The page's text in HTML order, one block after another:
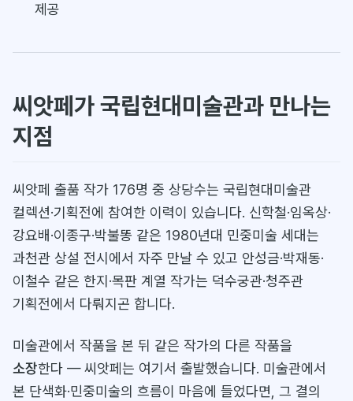
제공
씨앗페가 국립현대미술관과 만나는
지점
씨앗페 출품 작가 176명 중 상당수는 국립현대미술관
컬렉션·기획전에 참여한 이력이 있습니다. 신학철·임옥상·
강요배·이종구·박불똥 같은 1980년대 민중미술 세대는
과천관 상설 전시에서 자주 만날 수 있고 안성금·박재동·
이철수 같은 한지·목판 계열 작가는 덕수궁관·청주관
기획전에서 다뤄지곤 합니다.
미술관에서 작품을 본 뒤 같은 작가의 다른 작품을
소장한다 — 씨앗페는 여기서 출발했습니다. 미술관에서
본 단색화·민중미술의 흐름이 마음에 들었다면, 그 결의